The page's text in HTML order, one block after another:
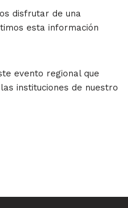
disfrutar de una
esta información
evento regional que
instituciones de nuestro